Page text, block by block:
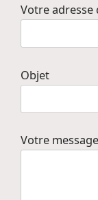
Votre adresse
Objet
Votre message